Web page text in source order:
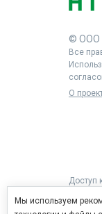
© ООО
Все
О
Доступ
Мы используем